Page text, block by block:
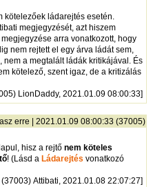
kötelezőek ládarejtés esetén.
megjegyzését, azt hiszem
arra vonatkozott, hogy
nem rejtett el egy árva ládát sem,
a megtalált ládák kritikájával. És
kötelező, szent igaz, de a kritizálás
LionDaddy, 2021.01.09 08:00:33]
erre | 2021.01.09 08:00:33 (37005)
hisz a rejtő nem köteles
! (Lásd a Ládarejtés vonatkozó
(37003) Attibati, 2021.01.08 22:07:27]